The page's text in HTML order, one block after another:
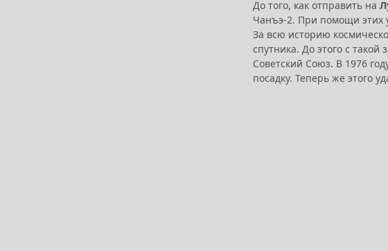
До того, как отправить на
Чанъэ-2. При помощи этих
За всю историю
спутника. До этого с
Советский Союз. В 1976
посадку. Теперь же этого